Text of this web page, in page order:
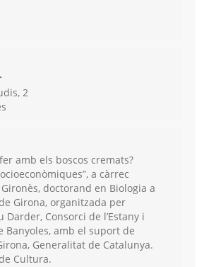
2
amb els boscos cremats?
a càrrec
doctorand en Biologia a
Girona, organitzada per
Darder, Consorci de l’Estany i
Banyoles, amb el suport de
Generalitat de Catalunya.
Cultura.